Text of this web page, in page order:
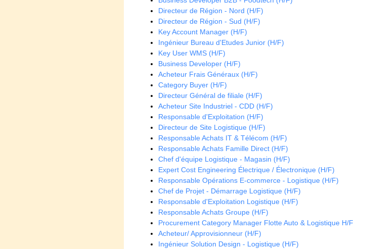
Directeur de Région - Nord (H/F)
Directeur de Région - Sud (H/F)
Key Account Manager (H/F)
Ingénieur Bureau d'Etudes Junior (H/F)
Key User WMS (H/F)
Business Developer (H/F)
Acheteur Frais Généraux (H/F)
Category Buyer (H/F)
Directeur Général de filiale (H/F)
Acheteur Site Industriel - CDD (H/F)
Responsable d'Exploitation (H/F)
Directeur de Site Logistique (H/F)
Responsable Achats IT & Télécom (H/F)
Responsable Achats Famille Direct (H/F)
Chef d'équipe Logistique - Magasin (H/F)
Expert Cost Engineering Électrique / Électronique (H/F)
Responsable Opérations E-commerce - Logistique (H/F)
Chef de Projet - Démarrage Logistique (H/F)
Responsable d'Exploitation Logistique (H/F)
Responsable Achats Groupe (H/F)
Procurement Category Manager Flotte Auto & Logistique H/F
Acheteur/ Approvisionneur (H/F)
Ingénieur Solution Design - Logistique (H/F)